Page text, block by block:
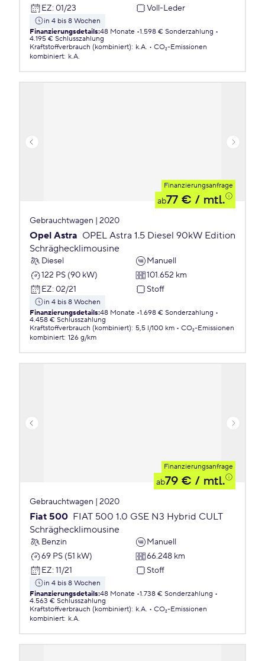
EZ: 01/23 Voll-Leder
in 4 bis 8 Wochen
Finanzierungsdetails:48 Monate 1.598 € Sonderzahlung
4.195 € Schlusszahlung
Kraftstoffverbrauch (kombiniert): k.A.
CO₂-Emissionen
kombiniert: k.A.
Finanzierungsanfrage
ab77 € / mtl.
Gebrauchtwagen | 2020
Opel Astra OPEL Astra 1.5 Diesel 90kW Edition
Schräghecklimousine
Diesel
Manuell
122 PS (90 kW)
101.652 km
EZ: 02/21 Stoff
in 4 bis 8 Wochen
Finanzierungsdetails:48 Monate 1.698 € Sonderzahlung
4.458 € Schlusszahlung
Kraftstoffverbrauch (kombiniert): 5,5 l/100 km
CO₂-Emissionen
kombiniert: 126 g/km
Finanzierungsanfrage
ab79 € / mtl.
Gebrauchtwagen | 2020
Fiat 500 FIAT 500 1.0 GSE N3 Hybrid CULT
Schräghecklimousine
Benzin
Manuell
69 PS (51 kW)
66.248 km
EZ: 11/21 Stoff
in 4 bis 8 Wochen
Finanzierungsdetails:48 Monate 1.738 € Sonderzahlung
4.563 € Schlusszahlung
Kraftstoffverbrauch (kombiniert): k.A.
CO₂-Emissionen
kombiniert: k.A.